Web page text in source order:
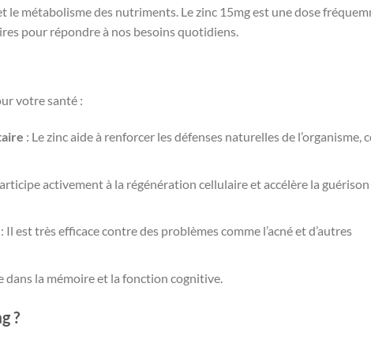
le métabolisme des nutriments. Le zinc 15mg est une dose
pour répondre à nos besoins quotidiens.
votre santé :
: Le zinc aide à renforcer les défenses naturelles de l’organisme,
activement à la régénération cellulaire et accélère la guérison
: Il est très efficace contre des problèmes comme l’acné et d’autres
dans la mémoire et la fonction cognitive.
?